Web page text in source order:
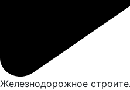
Железнодорожное